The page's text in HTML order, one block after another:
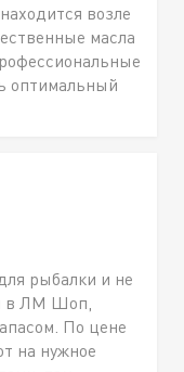
возле
масла
оптимальный
рыбалки и не
в ЛМ Шоп,
По цене
на нужное